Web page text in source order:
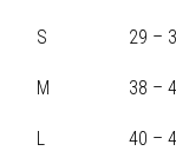
S 29 –
M 38 –
L 40 –